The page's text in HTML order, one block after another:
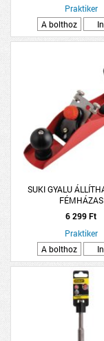
Praktiker
A bolthoz
SUKI GYALU
FÉMHÁZAS
6 299 Ft
Praktiker
A bolthoz